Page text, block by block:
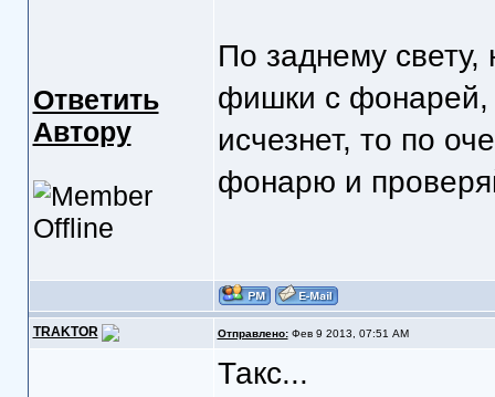
Ответить
Автору
По заднему свету,
фишки с фонарей,
исчезнет, то по
фонарю и
TRAKTOR Отправлено:Фев 9 2013, 07:51 AM
Такс...